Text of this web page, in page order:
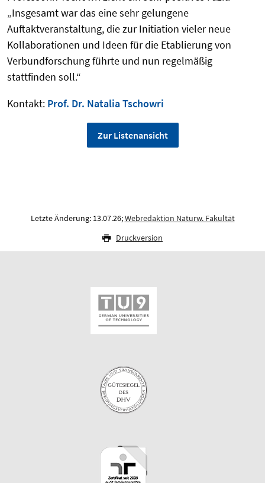
„Insgesamt war das eine sehr gelungene
Auftaktveranstaltung, die zur Initiation vieler neue
Kollaborationen und Ideen für die Etablierung von
Verbundforschung führte und nun regelmäßig
stattfinden soll.“
Kontakt: Prof. Dr. Natalia Tschowri
Zur Listenansicht
Letzte Änderung: 13.07.26;Webredaktion Naturw. Fakultät
Druckversion